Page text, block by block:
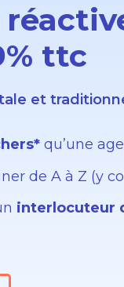
ttc
et
qu’une
de A à Z (y
interlocuteur